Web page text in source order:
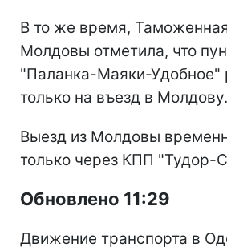
В то же время,
Молдовы отметила, что
"Паланка-Маяки-Удобное"
только на въезд в Молдову.
Выезд из Молдовы
только через КПП "Тудор-
Обновлено 11:29
Движение транспорта в